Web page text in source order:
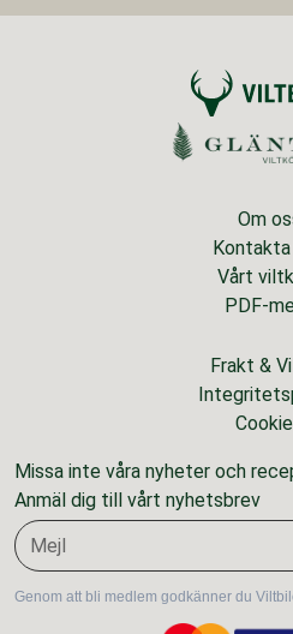
Om
Vårt
PDF-
Frakt &
Missa inte våra nyheter och
Anmäl dig till vårt nyhetsbrev
Genom att bli medlem godkänner du